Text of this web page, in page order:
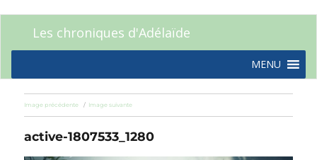
Les chroniques d'Adélaïde
MENU
Image précédente Image suivante
active-1807533_1280